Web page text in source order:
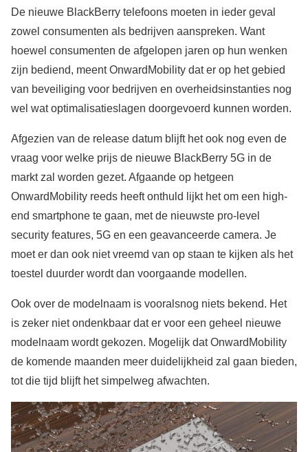
De nieuwe BlackBerry telefoons moeten in ieder geval
zowel consumenten als bedrijven aanspreken. Want
hoewel consumenten de afgelopen jaren op hun wenken
zijn bediend, meent OnwardMobility dat er op het gebied
van beveiliging voor bedrijven en overheidsinstanties nog
wel wat optimalisatieslagen doorgevoerd kunnen worden.
Afgezien van de release datum blijft het ook nog even de
vraag voor welke prijs de nieuwe BlackBerry 5G in de
markt zal worden gezet. Afgaande op hetgeen
OnwardMobility reeds heeft onthuld lijkt het om een high-
end smartphone te gaan, met de nieuwste pro-level
security features, 5G en een geavanceerde camera. Je
moet er dan ook niet vreemd van op staan te kijken als het
toestel duurder wordt dan voorgaande modellen.
Ook over de modelnaam is vooralsnog niets bekend. Het
is zeker niet ondenkbaar dat er voor een geheel nieuwe
modelnaam wordt gekozen. Mogelijk dat OnwardMobility
de komende maanden meer duidelijkheid zal gaan bieden,
tot die tijd blijft het simpelweg afwachten.